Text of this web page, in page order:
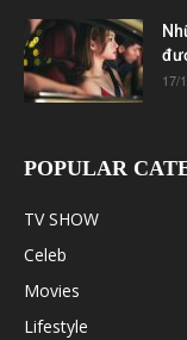
17/
POPULAR
TV SHOW
Celeb
Movies
Lifestyle